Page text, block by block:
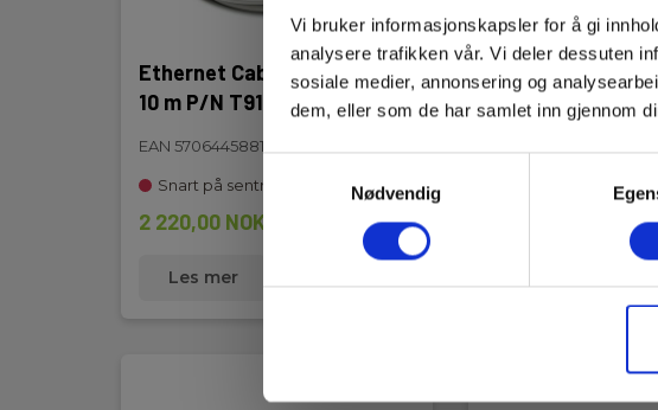
Vi bruker informasjonskapsler for å gi
analysere trafikken vår. Vi deler dessuten
sosiale medier, annonsering og
dem, eller som de har samlet inn gjennom
Nødvendig
Ethernet Cable M12 to RJ45,
10 m P/N T911855ACC
EAN 5706445881581
Snart på sentrallager
2 220,00 NOK
Les mer
Ethernet Cable
2 m P/N
Snart på sentrallager
Ekskl.